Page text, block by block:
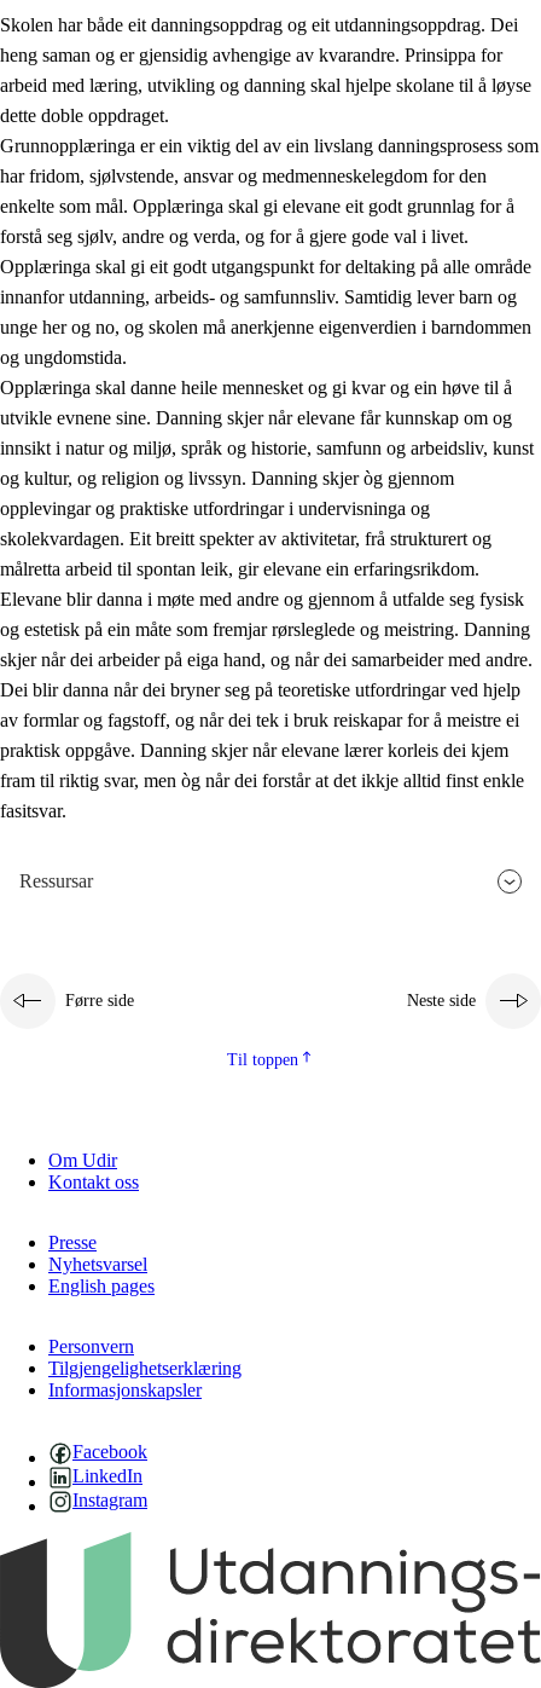
2. Prinsipp for læring, utvikling og danning
2.1 Sosial læring og utvikling
2.2 Kompetanse i faga
2.3 Grunnleggjande ferdigheiter
2.4 Å lære å lære
Tverrfaglege tema
Skolen har både eit danningsoppdrag og eit utdanningsoppdrag. Dei
heng saman og er gjensidig avhengige av kvarandre. Prinsippa for
arbeid med læring, utvikling og danning skal hjelpe skolane til å løyse
dette doble oppdraget.
Grunnopplæringa er ein viktig del av ein livslang danningsprosess som
har fridom, sjølvstende, ansvar og medmenneskelegdom for den
enkelte som mål. Opplæringa skal gi elevane eit godt grunnlag for å
forstå seg sjølv, andre og verda, og for å gjere gode val i livet.
Opplæringa skal gi eit godt utgangspunkt for deltaking på alle område
innanfor utdanning, arbeids- og samfunnsliv. Samtidig lever barn og
unge her og no, og skolen må anerkjenne eigenverdien i barndommen
og ungdomstida.
Opplæringa skal danne heile mennesket og gi kvar og ein høve til å
utvikle evnene sine. Danning skjer når elevane får kunnskap om og
innsikt i natur og miljø, språk og historie, samfunn og arbeidsliv, kunst
og kultur, og religion og livssyn. Danning skjer òg gjennom
opplevingar og praktiske utfordringar i undervisninga og
skolekvardagen. Eit breitt spekter av aktivitetar, frå strukturert og
målretta arbeid til spontan leik, gir elevane ein erfaringsrikdom.
Elevane blir danna i møte med andre og gjennom å utfalde seg fysisk
og estetisk på ein måte som fremjar rørsleglede og meistring. Danning
skjer når dei arbeider på eiga hand, og når dei samarbeider med andre.
Dei blir danna når dei bryner seg på teoretiske utfordringar ved hjelp
av formlar og fagstoff, og når dei tek i bruk reiskapar for å meistre ei
praktisk oppgåve. Danning skjer når elevane lærer korleis dei kjem
fram til riktig svar, men òg når dei forstår at det ikkje alltid finst enkle
fasitsvar.
Ressursar
Førre side Neste side
Til toppen
Om Udir
Kontakt oss
Presse
Nyhetsvarsel
English pages
Personvern
Tilgjengelighetserklæring
Informasjonskapsler
Facebook
LinkedIn
Instagram